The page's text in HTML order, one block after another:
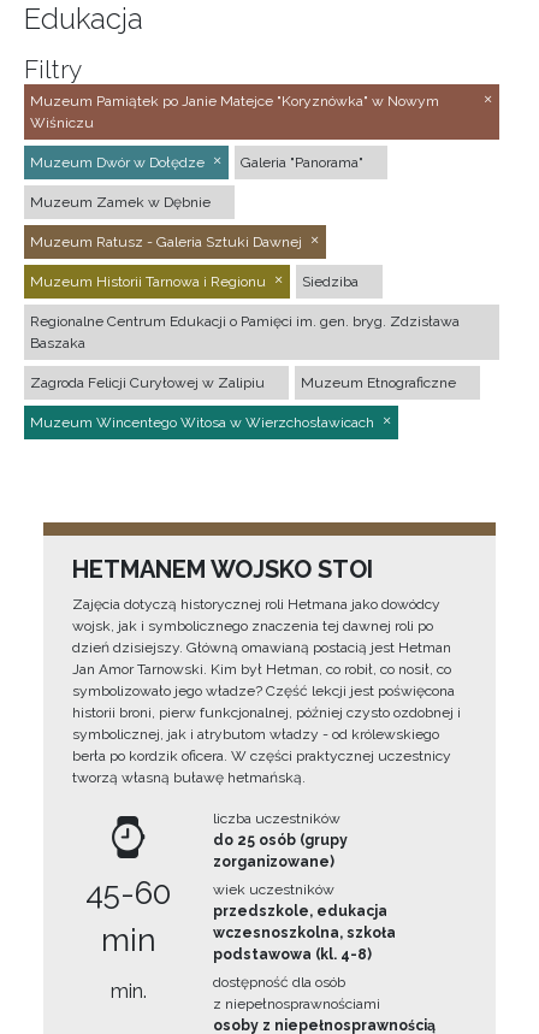
Edukacja
Filtry
Muzeum Pamiątek po Janie Matejce "Koryznówka" w Nowym
Wiśniczu
Muzeum Dwór w Dołędze Galeria "Panorama"
Muzeum Zamek w Dębnie
Muzeum Ratusz - Galeria Sztuki Dawnej
Muzeum Historii Tarnowa i Regionu Siedziba
Regionalne Centrum Edukacji o Pamięci im. gen. bryg. Zdzisława
Baszaka
Zagroda Felicji Curyłowej w Zalipiu Muzeum Etnograficzne
Muzeum Wincentego Witosa w Wierzchosławicach
HETMANEM WOJSKO STOI
Zajęcia dotyczą historycznej roli Hetmana jako dowódcy
wojsk, jak i symbolicznego znaczenia tej dawnej roli po
dzień dzisiejszy. Główną omawianą postacią jest Hetman
Jan Amor Tarnowski. Kim był Hetman, co robił, co nosił, co
symbolizowało jego władze? Część lekcji jest poświęcona
historii broni, pierw funkcjonalnej, później czysto ozdobnej i
symbolicznej, jak i atrybutom władzy - od królewskiego
berła po kordzik oficera. W części praktycznej uczestnicy
tworzą własną buławę hetmańską.
45-60
min
min.
liczba uczestników
do 25 osób (grupy
zorganizowane)
wiek uczestników
przedszkole, edukacja
wczesnoszkolna, szkoła
podstawowa (kl. 4-8)
dostępność dla osób
z niepełnosprawnościami
osoby z niepełnosprawnością